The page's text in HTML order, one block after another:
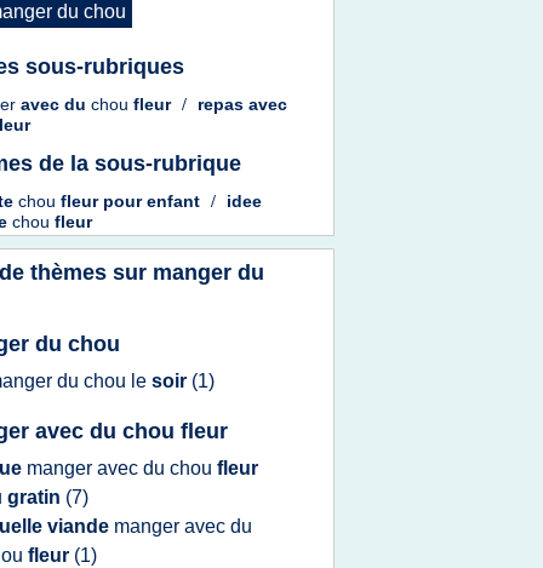
du chou
sous-rubriques
avec du chou fleur / repas avec
de la sous-rubrique
chou fleur pourenfant /
idee
chou fleur
thèmes sur manger du
du chou
du chou le soir (1)
avec du chou fleur
manger avec du chou fleur
gratin (7)
viande manger avec du
fleur (1)